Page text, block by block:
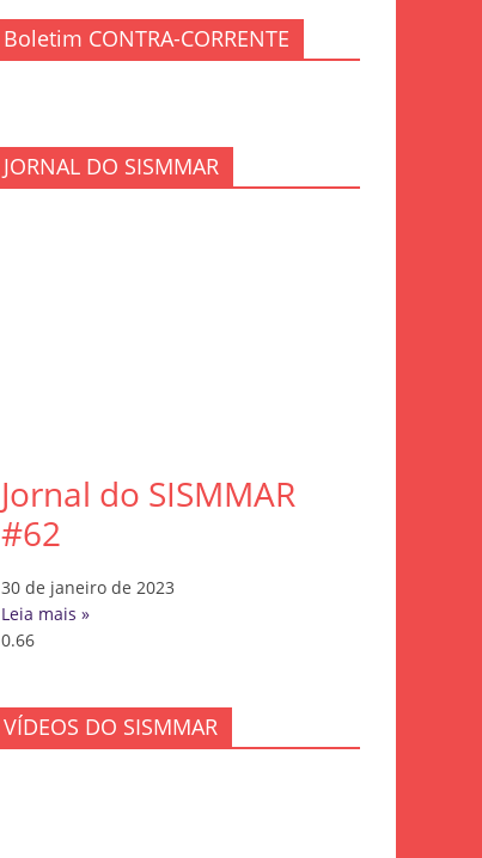
Boletim CONTRA-CORRENTE
JORNAL DO SISMMAR
Jornal do SISMMAR
#62
30 de janeiro de 2023
Leia mais »
VÍDEOS DO SISMMAR